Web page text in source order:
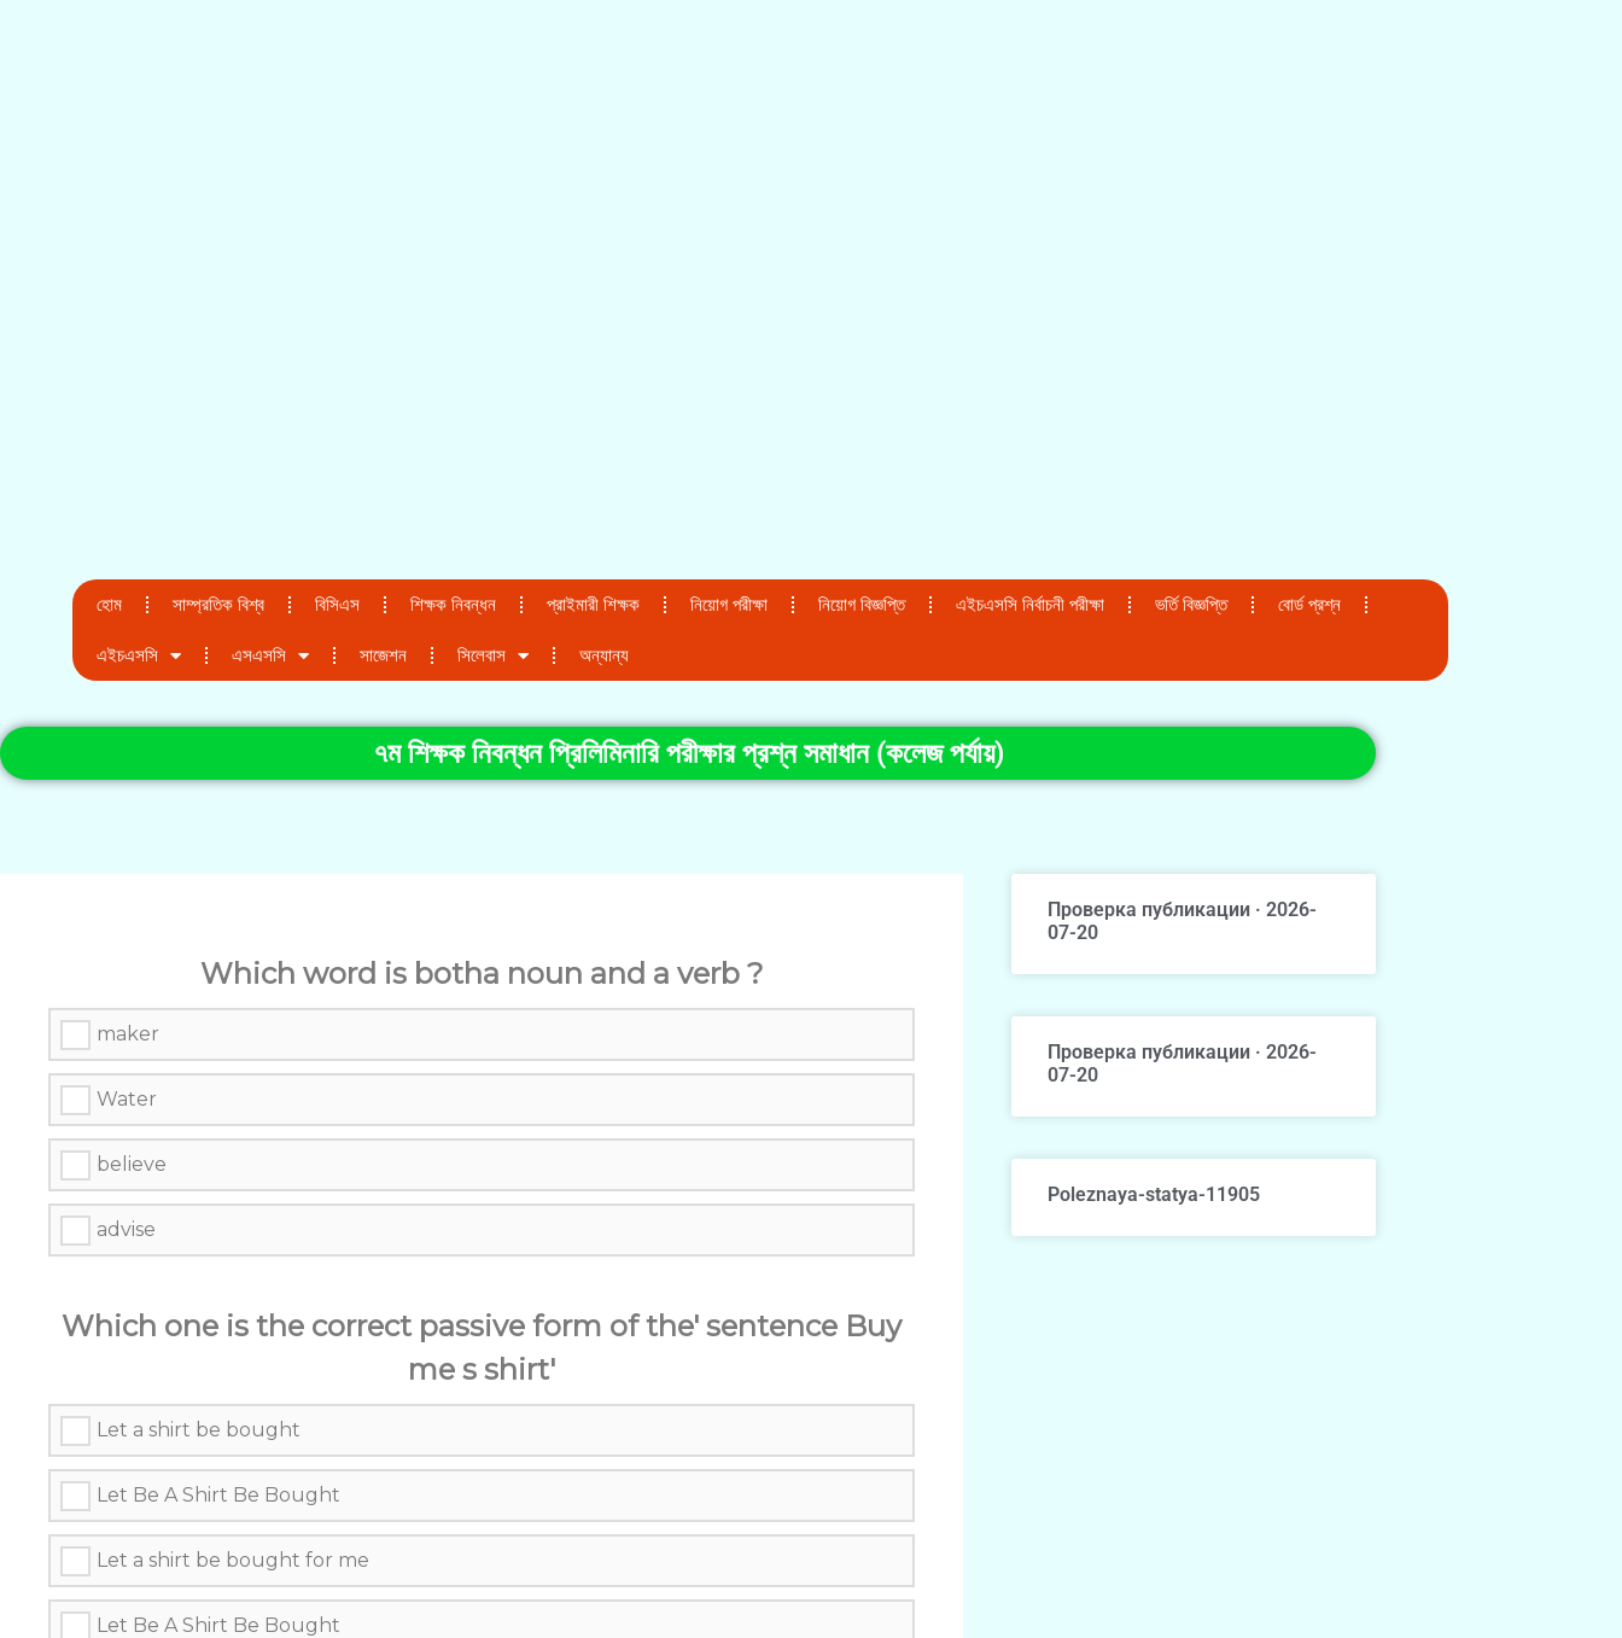
হোম সাম্প্রতিক বিশ্ব বিসিএস শিক্ষক নিবন্ধন প্রাইমারী শিক্ষক নিয়োগ পরীক্ষা নিয়োগ বিজ্ঞপ্তি এইচএসসি নির্বাচনী পরীক্ষা ভর্তি বিজ্ঞপ্তি বোর্ড প্রশ্ন
এইচএসসি এসএসসি সাজেশন সিলেবাস অন্যান্য
৭ম শিক্ষক নিবন্ধন প্রিলিমিনারি পরীক্ষার প্রশ্ন সমাধান (কলেজ পর্যায়)
Which word is botha noun and a verb ?
maker
Water
believe
advise
Which one is the correct passive form of the' sentence Buy
me s shirt'
Let a shirt be bought
Let Be A Shirt Be Bought
Let a shirt be bought for me
Let Be A Shirt Be Bought
Проверка публикации · 2026-
07-20
Проверка публикации · 2026-
07-20
Poleznaya-statya-11905